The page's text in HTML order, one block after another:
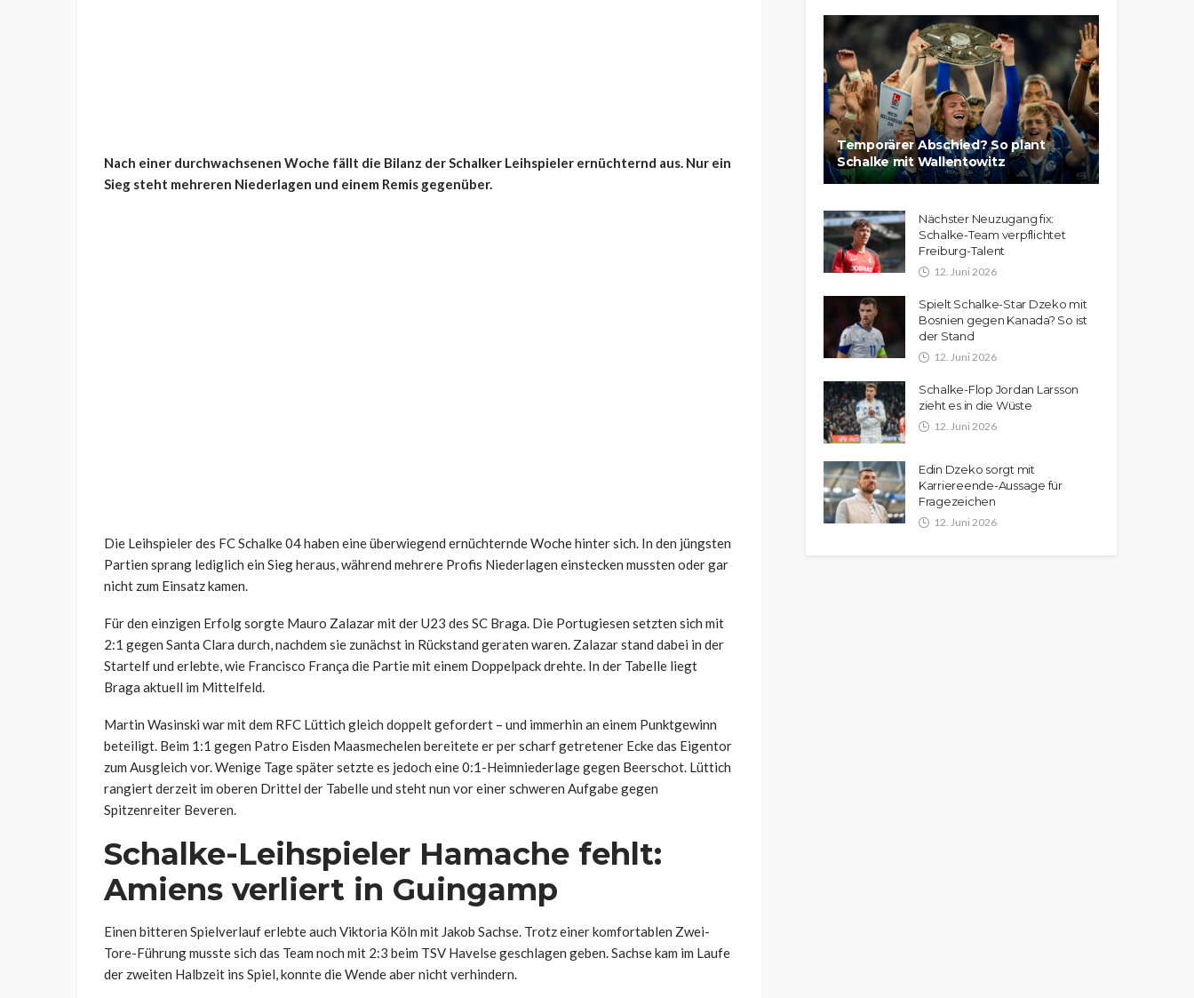
Nach einer durchwachsenen Woche fällt die Bilanz der Schalker Leihspieler ernüchternd aus. Nur ein
Sieg steht mehreren Niederlagen und einem Remis gegenüber.
Die Leihspieler des FC Schalke 04 haben eine überwiegend ernüchternde Woche hinter sich. In den jüngsten
Partien sprang lediglich ein Sieg heraus, während mehrere Profis Niederlagen einstecken mussten oder gar
nicht zum Einsatz kamen.
Für den einzigen Erfolg sorgte Mauro Zalazar mit der U23 des SC Braga. Die Portugiesen setzten sich mit
2:1 gegen Santa Clara durch, nachdem sie zunächst in Rückstand geraten waren. Zalazar stand dabei in der
Startelf und erlebte, wie Francisco França die Partie mit einem Doppelpack drehte. In der Tabelle liegt
Braga aktuell im Mittelfeld.
Martin Wasinski war mit dem RFC Lüttich gleich doppelt gefordert – und immerhin an einem Punktgewinn
beteiligt. Beim 1:1 gegen Patro Eisden Maasmechelen bereitete er per scharf getretener Ecke das Eigentor
zum Ausgleich vor. Wenige Tage später setzte es jedoch eine 0:1-Heimniederlage gegen Beerschot. Lüttich
rangiert derzeit im oberen Drittel der Tabelle und steht nun vor einer schweren Aufgabe gegen
Spitzenreiter Beveren.
Schalke-Leihspieler Hamache fehlt:
Amiens verliert in Guingamp
Einen bitteren Spielverlauf erlebte auch Viktoria Köln mit Jakob Sachse. Trotz einer komfortablen Zwei-
Tore-Führung musste sich das Team noch mit 2:3 beim TSV Havelse geschlagen geben. Sachse kam im Laufe
der zweiten Halbzeit ins Spiel, konnte die Wende aber nicht verhindern.
Temporärer Abschied? So plant
Schalke mit Wallentowitz
Nächster Neuzugang fix:
Schalke-Team verpflichtet
Freiburg-Talent
12. Juni 2026
Spielt Schalke-Star Dzeko mit
Bosnien gegen Kanada? So ist
der Stand
12. Juni 2026
Schalke-Flop Jordan Larsson
zieht es in die Wüste
12. Juni 2026
Edin Dzeko sorgt mit
Karriereende-Aussage für
Fragezeichen
12. Juni 2026